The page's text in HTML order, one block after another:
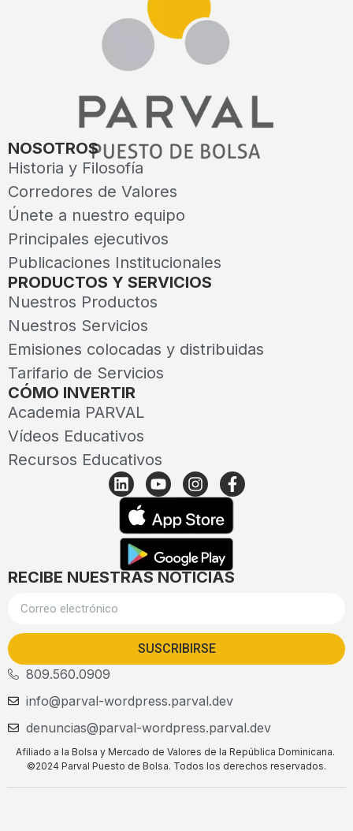
NOSOTROS
Historia y Filosofía
Corredores de Valores
Únete a nuestro equipo
Principales ejecutivos
Publicaciones Institucionales
PRODUCTOS Y SERVICIOS
Nuestros Productos
Nuestros Servicios
Emisiones colocadas y distribuidas
Tarifario de Servicios
CÓMO INVERTIR
Academia PARVAL
Vídeos Educativos
Recursos Educativos
RECIBE NUESTRAS NOTICIAS
SUSCRIBIRSE
809.560.0909
info@parval-wordpress.parval.dev
denuncias@parval-wordpress.parval.dev
Afiliado a la Bolsa y Mercado de Valores de la República Dominicana.
©2024 Parval Puesto de Bolsa. Todos los derechos reservados.